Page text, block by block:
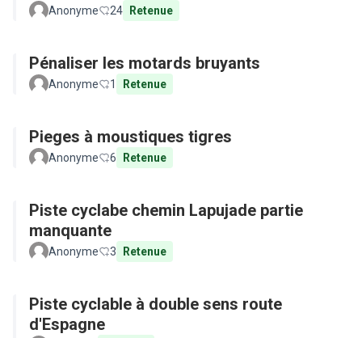
Anonyme 24 Retenue
Pénaliser les motards bruyants
Anonyme 1 Retenue
Pieges à moustiques tigres
Anonyme 6 Retenue
Piste cyclabe chemin Lapujade partie
manquante
Anonyme 3 Retenue
Piste cyclable à double sens route
d'Espagne